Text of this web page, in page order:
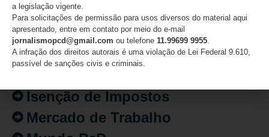
Atualidades
Destaques
Fatos
Isenção de Impostos
Mercado de Trabalho
a legislação vigente.
Para solicitações de permissão para usos diversos do material aqui
apresentado, entre em contato por meio do e-mail
jornalismopcd@gmail.com ou telefone 11.99699 9955.
A infração dos direitos autorais é uma violação de Lei Federal 9.610,
passível de sanções civis e criminais.